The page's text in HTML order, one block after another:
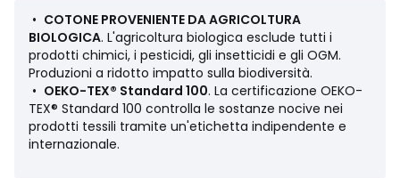
Colori Nero + bianco + beige
Taglie 44 (IT) - 40 (FR), 46 (IT) - 42 (FR), 48 (IT) - 44
(FR), 50 (IT) - 46 (FR), 52 (IT) - 48 (FR), 54 (IT) - 50 (FR),
56 (IT) - 52 (FR), 58 (IT) - 54 (FR)
• COTONE PROVENIENTE DA AGRICOLTURA
BIOLOGICA. L'agricoltura biologica esclude tutti i
prodotti chimici, i pesticidi, gli insetticidi e gli OGM.
Produzioni a ridotto impatto sulla biodiversità.
• OEKO-TEX® Standard 100. La certificazione OEKO-
TEX® Standard 100 controlla le sostanze nocive nei
prodotti tessili tramite un'etichetta indipendente e
internazionale.